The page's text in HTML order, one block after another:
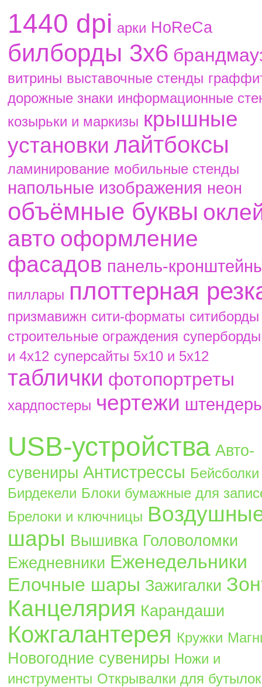
1440 dpi aрки HoReCa
билборды 3х6
витрины выставочные стенды
дорожные знаки информационные
козырьки и маркизы крышные
установки лайтбоксы
ламинирование мобильные стенды
напольные изображения неон
объёмные буквы
авто оформление
фасадов панель-
пиллары плоттерная
призмавижн сити-форматы ситиборды
строительные ограждения
и 4х12 суперсайты 5х10 и 5х12
таблички фотопортреты
хардпостеры чертежи
USB-устройства Авто-
сувениры Антистрессы Бейсболки
Бирдекели Блоки бумажные для
Брелоки и ключницы
шары Вышивка Головоломки
Ежедневники Еженедельники
Елочные шары Зажигалки
Канцелярия Карандаши
Кожгалантерея Кружки
Новогодние сувениры Ножи и
инструменты Открывалки для бутылок